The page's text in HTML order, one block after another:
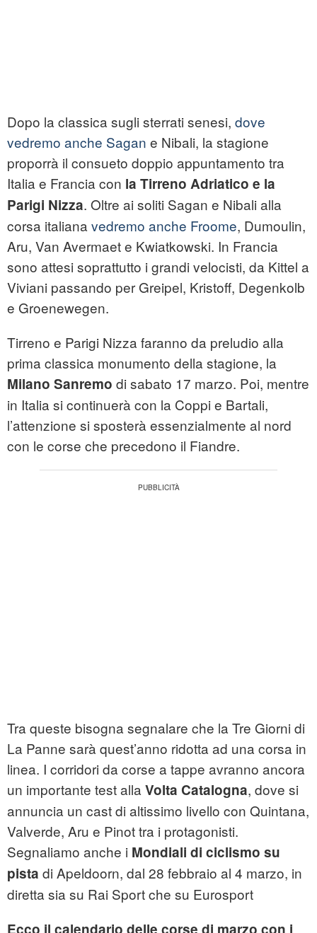
Dopo la classica sugli sterrati senesi, dove
vedremo anche Sagan e Nibali, la stagione
proporrà il consueto doppio appuntamento tra
Italia e Francia con la Tirreno Adriatico e la
Parigi Nizza. Oltre ai soliti Sagan e Nibali alla
corsa italiana vedremo anche Froome, Dumoulin,
Aru, Van Avermaet e Kwiatkowski. In Francia
sono attesi soprattutto i grandi velocisti, da Kittel a
Viviani passando per Greipel, Kristoff, Degenkolb
e Groenewegen.
Tirreno e Parigi Nizza faranno da preludio alla
prima classica monumento della stagione, la
Milano Sanremo di sabato 17 marzo. Poi, mentre
in Italia si continuerà con la Coppi e Bartali,
l’attenzione si sposterà essenzialmente al nord
con le corse che precedono il Fiandre.
Tra queste bisogna segnalare che la Tre Giorni di
La Panne sarà quest’anno ridotta ad una corsa in
linea. I corridori da corse a tappe avranno ancora
un importante test alla Volta Catalogna, dove si
annuncia un cast di altissimo livello con Quintana,
Valverde, Aru e Pinot tra i protagonisti.
Segnaliamo anche i Mondiali di ciclismo su
pista di Apeldoorn, dal 28 febbraio al 4 marzo, in
diretta sia su Rai Sport che su Eurosport